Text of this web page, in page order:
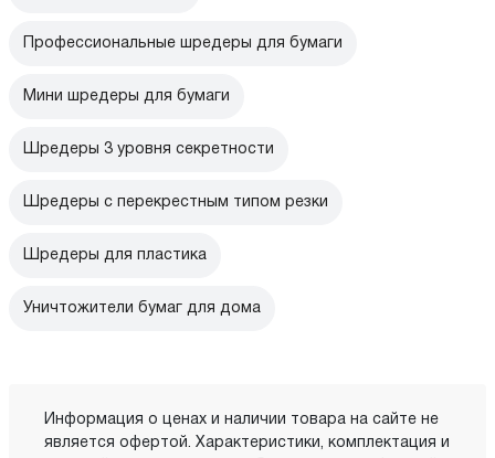
Профессиональные шредеры для бумаги
Мини шредеры для бумаги
Шредеры 3 уровня секретности
Шредеры с перекрестным типом резки
Шредеры для пластика
Уничтожители бумаг для дома
Информация о ценах и наличии товара на сайте не
является офертой. Характеристики, комплектация и